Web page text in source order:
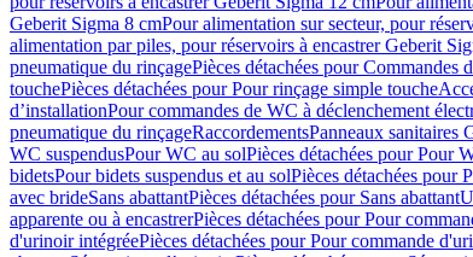
Geberit Sigma 8 cmPour alimentation sur secteur, pour
alimentation par piles, pour réservoirs à encastrer Geberit
pneumatique du rinçagePièces détachées pour Commandes
touchePièces détachées pour Pour rinçage simple touche
d’installationPour commandes de WC à déclenchement
pneumatique du rinçageRaccordementsPanneaux sanitaires
WC suspendusPour WC au solPièces détachées pour Pour
bidetsPour bidets suspendus et au solPièces détachées pour
avec brideSans abattantPièces détachées pour Sans abattant
apparente ou à encastrerPièces détachées pour Pour
d'urinoir intégréePièces détachées pour Pour commande